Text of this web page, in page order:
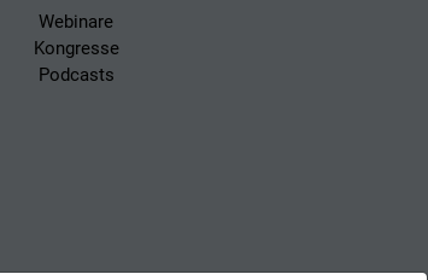
Webinare
Kongresse
Podcasts